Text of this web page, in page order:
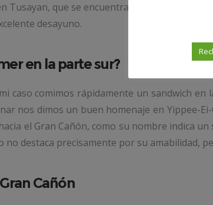
Tusayan, que se encuentra muy bien
desayuno.
en la parte sur?
caso comimos rápidamente un sandwich
nos dimos un buen homenaje en Yippee-
el Gran Cañón, como su nombre indica
no destaca precisamente por su amabilidad,
Cañón